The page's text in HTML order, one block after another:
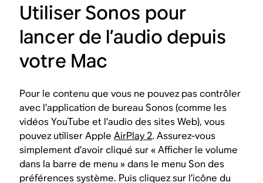
Utiliser Sonos pour
lancer de l’audio depuis
votre Mac
Pour le contenu que vous ne pouvez pas contrôler
avec l’application de bureau Sonos (comme les
vidéos YouTube et l’audio des sites Web), vous
pouvez utiliser AppleAirPlay 2. Assurez-vous
simplement d’avoir cliqué sur « Afficher le volume
dans la barre de menu » dans le menu Son des
préférences système. Puis cliquez sur l’icône du